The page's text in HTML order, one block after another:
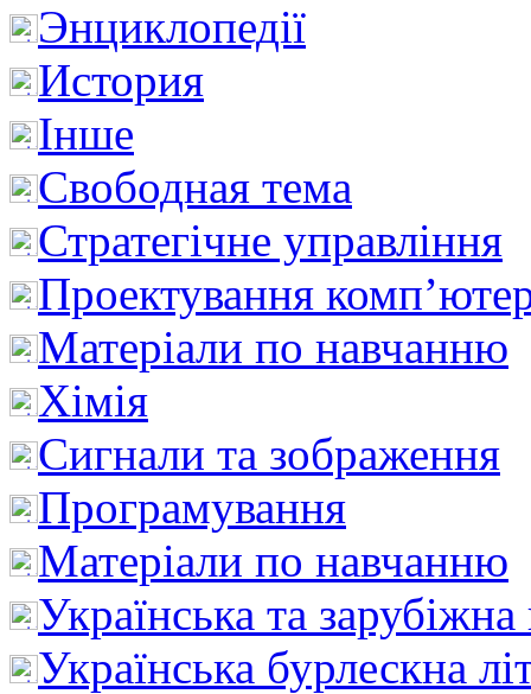
Энциклопедії
История
Інше
Свободная тема
Стратегічне управління
Проектування
Матеріали по навчанню
Хімія
Сигнали та зображення
Програмування
Матеріали по навчанню
Українська та зарубіжна
Українська бурлескна